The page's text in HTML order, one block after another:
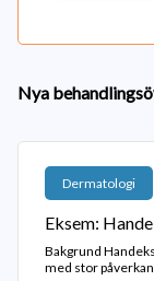
Nya
Dermatologi
Eksem:
Bakgrund
med stor